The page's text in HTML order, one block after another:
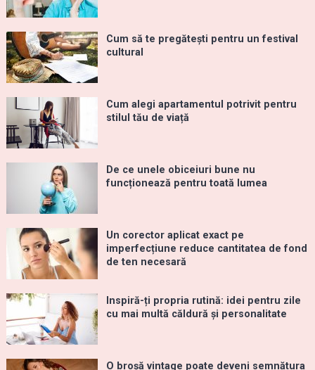
Cum să te pregătești pentru un festival
cultural
Cum alegi apartamentul potrivit pentru
stilul tău de viață
De ce unele obiceiuri bune nu
funcționează pentru toată lumea
Un corector aplicat exact pe
imperfecțiune reduce cantitatea de fond
de ten necesară
Inspiră-ți propria rutină: idei pentru zile
cu mai multă căldură și personalitate
O broșă vintage poate deveni semnătura